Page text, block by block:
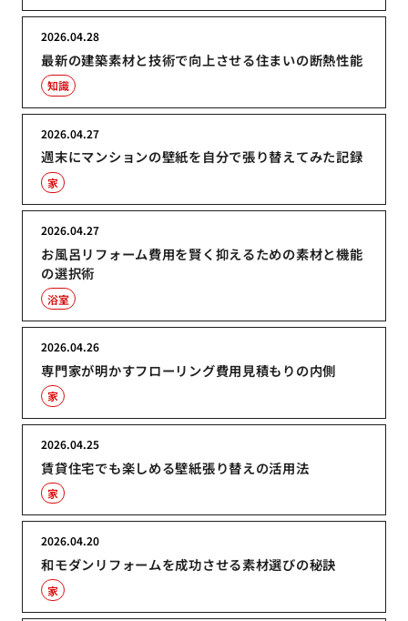
最新の建築素材と技術で向上させる住まいの断熱性能
2026.04.28
知識
週末にマンションの壁紙を自分で張り替えてみた記録
2026.04.27
家
お風呂リフォーム費用を賢く抑えるための素材と機能
の選択術
2026.04.27
浴室
専門家が明かすフローリング費用見積もりの内側
2026.04.26
家
賃貸住宅でも楽しめる壁紙張り替えの活用法
2026.04.25
家
和モダンリフォームを成功させる素材選びの秘訣
2026.04.20
家